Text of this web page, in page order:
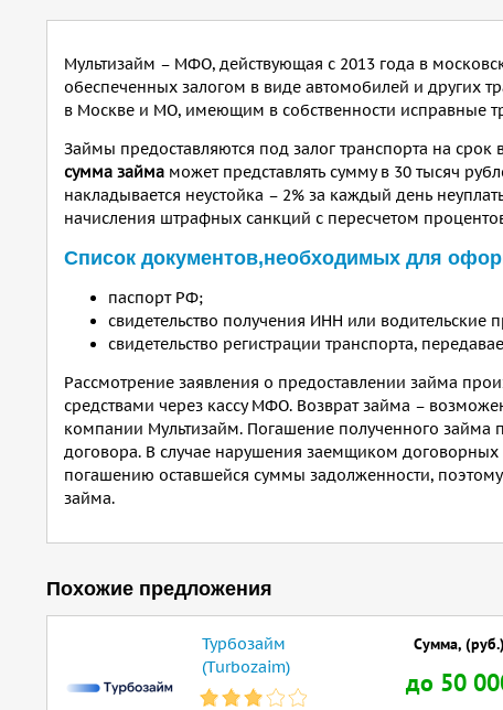
Мультизайм – МФО, действующая с 2013 года в
обеспеченных залогом в виде автомобилей и других
в Москве и МО, имеющим в собственности исправные
Займы предоставляются под залог транспорта на срок
сумма займа может представлять сумму в 30 тысяч
накладывается неустойка – 2% за каждый день
начисления штрафных санкций с пересчетом
Список документов,необходимых для
паспорт РФ;
свидетельство получения ИНН или водительские
свидетельство регистрации транспорта,
Рассмотрение заявления о предоставлении займа
средствами через кассу МФО. Возврат займа –
компании Мультизайм. Погашение полученного займа
договора. В случае нарушения заемщиком
погашению оставшейся суммы задолженности,
займа.
Похожие предложения
Турбозайм
(Turbozaim)
Сумма, (руб.)
до 50